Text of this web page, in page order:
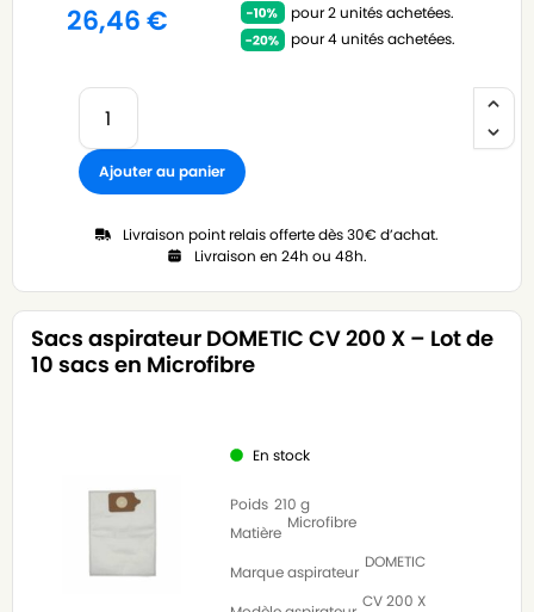
26,46€
pour 2 unités achetées.
pour 4 unités achetées.
Ajouter au panier
Livraison point relais offerte dès 30€ d’achat.
Livraison en 24h ou 48h.
Sacs aspirateur DOMETIC CV 200 X – Lot de
10 sacs en Microfibre
En stock
Poids 210 g
Matière
Microfibre
Marque aspirateur
DOMETIC
CV 200 X